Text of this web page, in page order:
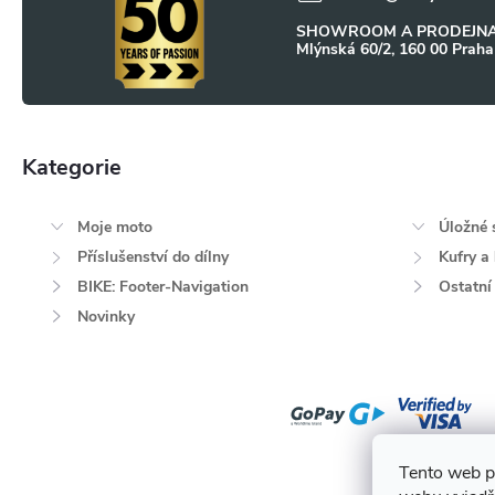
Tento web
ý
p
s
u
SHOWROOM A
Mlýnská 60/2, 160 00
Přeskočit
Kategorie
Moje moto Úložné
Příslušenství do dílny
Kufry a
BIKE: Footer-Navigation
Ostatní
Novinky